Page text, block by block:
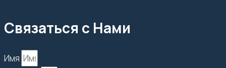
Связаться с Нами
Имя